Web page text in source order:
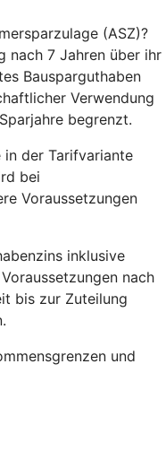
(ASZ)?
nach 7 Jahren über ihr
Bausparguthaben
Verwendung
begrenzt.
der Tarifvariante
bei
Voraussetzungen
inklusive
nach
bis zur Zuteilung
und